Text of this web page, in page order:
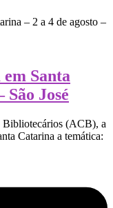
Santa
São José
Bibliotecários (ACB), a
Catarina a temática: